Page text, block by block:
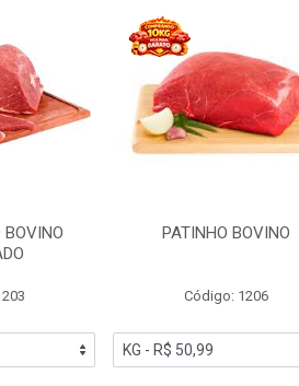
BOVINO
PATINHO BOVINO
Código: 1206